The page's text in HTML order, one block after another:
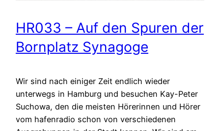
HR033 – Auf den Spuren der
Bornplatz Synagoge
Wir sind nach einiger Zeit endlich wieder
unterwegs in Hamburg und besuchen Kay-Peter
Suchowa, den die meisten Hörerinnen und Hörer
vom hafenradio schon von verschiedenen